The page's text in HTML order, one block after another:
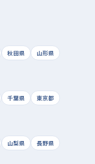
秋田県
山形県
千葉県
東京都
山梨県
長野県